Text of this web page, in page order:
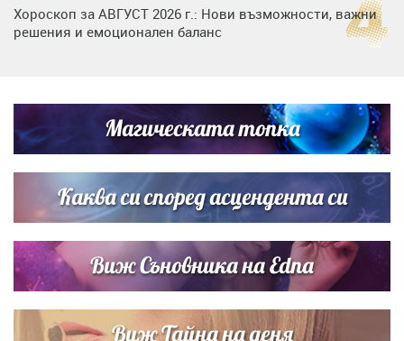
Хороскоп за АВГУСТ 2026 г.: Нови възможности, важни
решения и емоционален баланс
си деца на семейна морска приказка
Звездна ваканция в Майорка: Дженифър Анистън,
Кортни Кокс и Джим Къртис заедно на яхта
Магическата топка
Каква си според асцендента си
Виж Съновника на Edna
Виж Тайна на деня